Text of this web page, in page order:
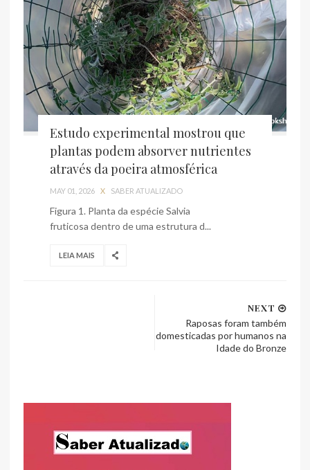
Estudo experimental mostrou que
plantas podem absorver nutrientes
através da poeira atmosférica
MAY 01, 2026 X SABER ATUALIZADO
Figura 1. Planta da espécie Salvia
fruticosa dentro de uma estrutura d...
LEIA MAIS
NEXT
Raposas foram também
domesticadas por humanos na
Idade do Bronze